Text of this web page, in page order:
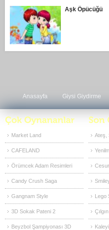
Aşk Öpücüğü
Anasayfa Giysi Giydirme
Market Land
CAFELAND
Örümcek Adam Resimleri
Candy Crush Saga
Gangnam Style
3D Sokak Pateni 2
Beyzbol Şampiyonası 3D
Ateş,
Lego